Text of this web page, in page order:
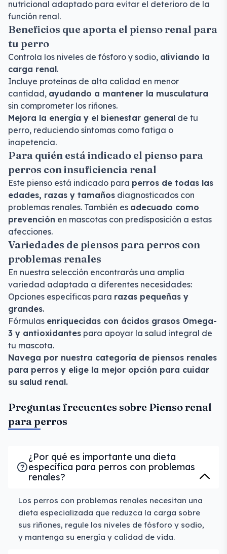
nutricional adaptado para evitar el deterioro de la
función renal.
Beneficios que aporta el pienso renal para
tu perro
Controla los niveles de fósforo y sodio, aliviando la
carga renal.
Incluye proteínas de alta calidad en menor
cantidad, ayudando a mantener la musculatura
sin comprometer los riñones.
Mejora la energía y el bienestar general de tu
perro, reduciendo síntomas como fatiga o
inapetencia.
Para quién está indicado el pienso para
perros con insuficiencia renal
Este pienso está indicado para perros de todas las
edades, razas y tamaños diagnosticados con
problemas renales. También es adecuado como
prevención en mascotas con predisposición a estas
afecciones.
Variedades de piensos para perros con
problemas renales
En nuestra selección encontrarás una amplia
variedad adaptada a diferentes necesidades:
Opciones específicas para razas pequeñas y
grandes.
Fórmulas enriquecidas con ácidos grasos Omega-
3 y antioxidantes para apoyar la salud integral de
tu mascota.
Navega por nuestra categoría de piensos renales
para perros y elige la mejor opción para cuidar
su salud renal.
Preguntas frecuentes sobre Pienso renal
para perros
¿Por qué es importante una dieta
específica para perros con problemas
renales?
Los perros con problemas renales necesitan una
dieta especializada que reduzca la carga sobre
sus riñones, regule los niveles de fósforo y sodio,
y mantenga su energía y calidad de vida.